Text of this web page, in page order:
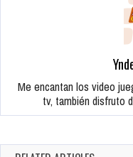
Me encantan los video
tv, también disfruto